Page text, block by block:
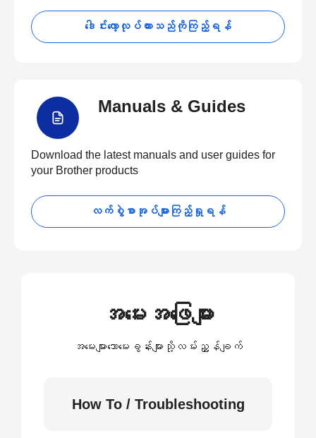
ဒေါင်းလော့လုပ်ထားသည်ကိုကြည့်ရန်
Manuals & Guides
Download the latest manuals and user guides for
your Brother products
လက်စွဲစာအုပ်များကြည့်ရှုရန်
အမေးအဖြေများ
အမေးများသောမေးခွန်းများသို့လမ်းညွှန်ချက်
How To / Troubleshooting